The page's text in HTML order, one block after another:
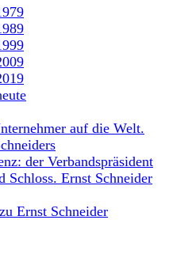
auf die Welt.
der Verbandspräsident
Schloss. Ernst Schneider
Ernst Schneider